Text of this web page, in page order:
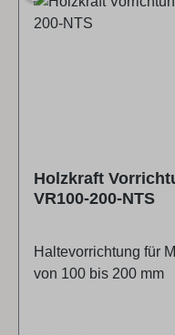
Holzkraft
VR100-200-NTS
Haltevorrichtung für
von 100 bis 200 mm